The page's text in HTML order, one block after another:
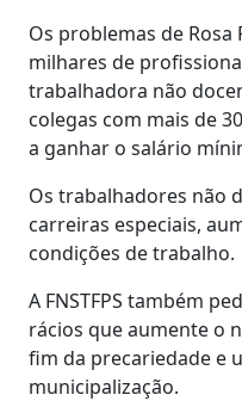
Os problemas de
milhares de
trabalhadora não
colegas com mais de
a ganhar o salário
Os trabalhadores não
carreiras especiais,
condições de trabalho.
A FNSTFPS também
rácios que aumente o
fim da precariedade e
municipalização.